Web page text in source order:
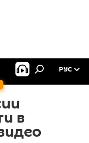
РУС
в